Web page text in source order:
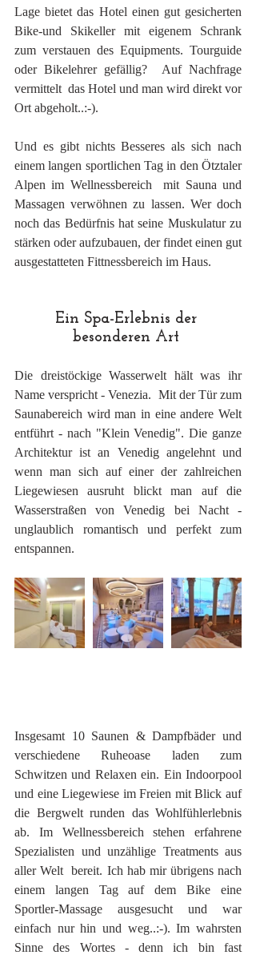
Lage bietet das Hotel einen gut gesicherten
Bike-und Skikeller mit eigenem Schrank
zum verstauen des Equipments. Tourguide
oder Bikelehrer gefällig?  Auf Nachfrage
vermittelt  das Hotel und man wird direkt vor
Ort abgeholt..:-).
Und es gibt nichts Besseres als sich nach
einem langen sportlichen Tag in den Ötztaler
Alpen im Wellnessbereich  mit Sauna und
Massagen verwöhnen zu lassen. Wer doch
noch das Bedürfnis hat seine Muskulatur zu
stärken oder aufzubauen, der findet einen gut
ausgestatteten Fittnessbereich im Haus.
Ein Spa-Erlebnis der
besonderen Art
Die dreistöckige Wasserwelt hält was ihr
Name verspricht - Venezia.  Mit der Tür zum
Saunabereich wird man in eine andere Welt
entführt - nach "Klein Venedig". Die ganze
Architektur ist an Venedig angelehnt und
wenn man sich auf einer der zahlreichen
Liegewiesen ausruht blickt man auf die
Wasserstraßen von Venedig bei Nacht -
unglaublich romantisch und perfekt zum
entspannen.
Insgesamt 10 Saunen & Dampfbäder und
verschiedene Ruheoase laden zum
Schwitzen und Relaxen ein. Ein Indoorpool
und eine Liegewiese im Freien mit Blick auf
die Bergwelt runden das Wohlfühlerlebnis
ab. Im Wellnessbereich stehen erfahrene
Spezialisten und unzählige Treatments aus
aller Welt  bereit. Ich hab mir übrigens nach
einem langen Tag auf dem Bike eine
Sportler-Massage ausgesucht und war
einfach nur hin und weg..:-). Im wahrsten
Sinne des Wortes - denn ich bin fast